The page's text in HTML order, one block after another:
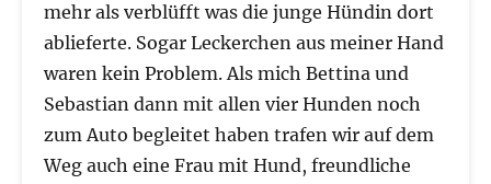
mehr als verblüfft was die junge Hündin dort
ablieferte. Sogar Leckerchen aus meiner Hand
waren kein Problem. Als mich Bettina und
Sebastian dann mit allen vier Hunden noch
zum Auto begleitet haben trafen wir auf dem
Weg auch eine Frau mit Hund, freundliche